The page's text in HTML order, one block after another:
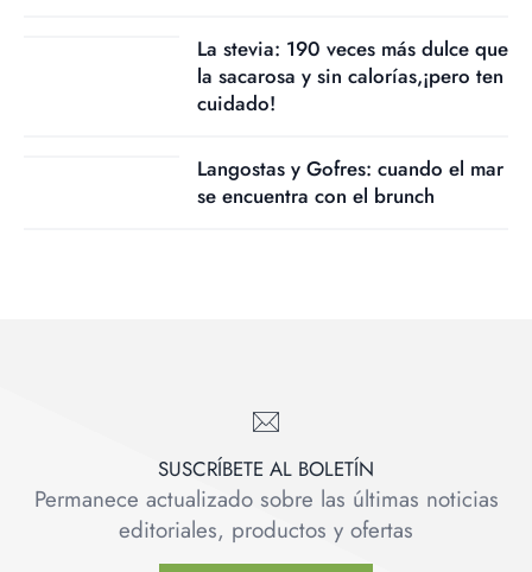
La stevia: 190 veces más dulce que
la sacarosa y sin calorías,¡pero ten
cuidado!
Langostas y Gofres: cuando el mar
se encuentra con el brunch
SUSCRÍBETE AL BOLETÍN
Permanece actualizado sobre las últimas noticias
editoriales, productos y ofertas